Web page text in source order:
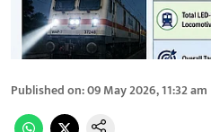
Published on:09 May 2026, 11:32 am